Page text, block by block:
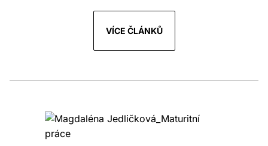
VÍCE ČLÁNKŮ